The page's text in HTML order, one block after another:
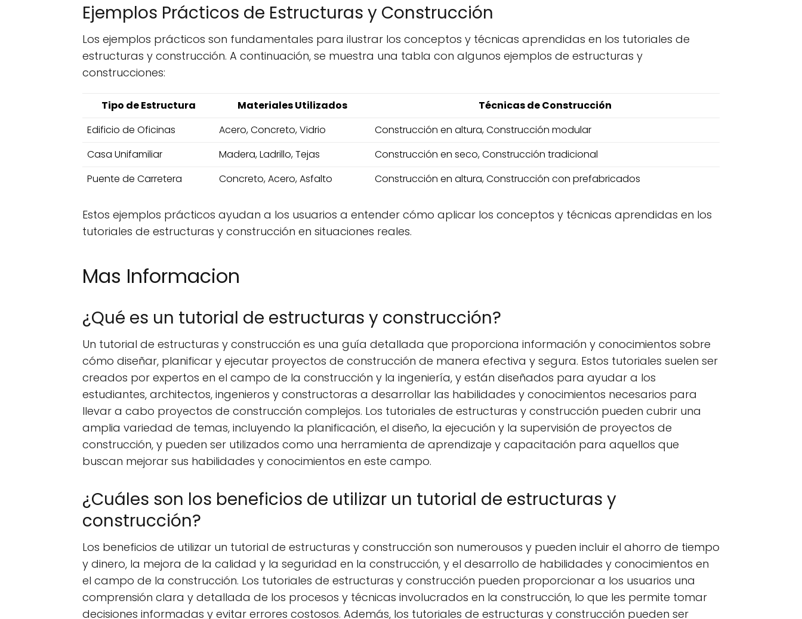
Ejemplos Prácticos de Estructuras y Construcción
Los ejemplos prácticos son fundamentales para ilustrar los conceptos y técnicas aprendidas en los tutoriales de
estructuras y construcción. A continuación, se muestra una tabla con algunos ejemplos de estructuras y
construcciones:
Tipo de Estructura Materiales Utilizados
Técnicas de Construcción
Edificio de Oficinas
Acero, Concreto, Vidrio
Construcción en altura, Construcción modular
Casa Unifamiliar
Madera, Ladrillo, Tejas
Construcción en seco, Construcción tradicional
Puente de Carretera
Concreto, Acero, Asfalto Construcción en altura, Construcción con prefabricados
Estos ejemplos prácticos ayudan a los usuarios a entender cómo aplicar los conceptos y técnicas aprendidas en los
tutoriales de estructuras y construcción en situaciones reales.
Mas Informacion
¿Qué es un tutorial de estructuras y construcción?
Un tutorial de estructuras y construcción es una guía detallada que proporciona información y conocimientos sobre
cómo diseñar, planificar y ejecutar proyectos de construcción de manera efectiva y segura. Estos tutoriales suelen ser
creados por expertos en el campo de la construcción y la ingeniería, y están diseñados para ayudar a los
estudiantes, architectos, ingenieros y constructoras a desarrollar las habilidades y conocimientos necesarios para
llevar a cabo proyectos de construcción complejos. Los tutoriales de estructuras y construcción pueden cubrir una
amplia variedad de temas, incluyendo la planificación, el diseño, la ejecución y la supervisión de proyectos de
construcción, y pueden ser utilizados como una herramienta de aprendizaje y capacitación para aquellos que
buscan mejorar sus habilidades y conocimientos en este campo.
¿Cuáles son los beneficios de utilizar un tutorial de estructuras y
construcción?
Los beneficios de utilizar un tutorial de estructuras y construcción son numerousos y pueden incluir el ahorro de tiempo
y dinero, la mejora de la calidad y la seguridad en la construcción, y el desarrollo de habilidades y conocimientos en
el campo de la construcción. Los tutoriales de estructuras y construcción pueden proporcionar a los usuarios una
comprensión clara y detallada de los procesos y técnicas involucrados en la construcción, lo que les permite tomar
decisiones informadas y evitar errores costosos. Además, los tutoriales de estructuras y construcción pueden ser